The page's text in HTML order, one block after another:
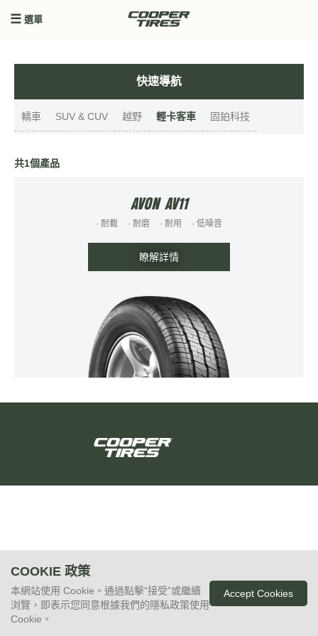
選單
快速導航
轎車 SUV & CUV 越野 輕卡客車 固鉑科技
共1個產品
AVON AV11
· 耐載 · 耐磨 · 耐用 · 低噪音
瞭解詳情
COOKIE 政策
本網站使用 Cookie。通過點擊“接受”或繼續
浏覽，即表示您同意根據我們的隱私政策使用
Cookie。
Accept Cookies